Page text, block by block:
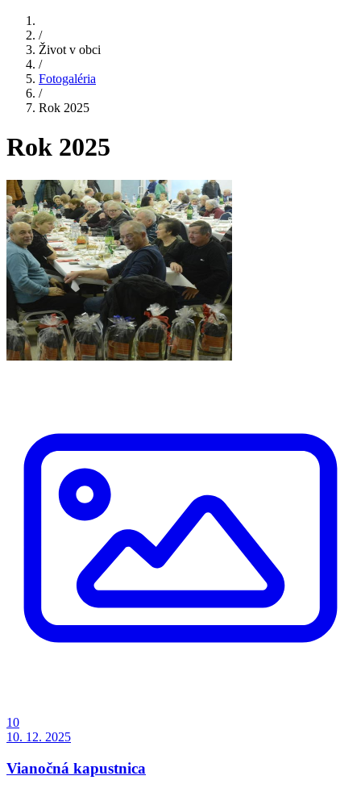
/
Život v obci
/
Fotogaléria
/
Rok 2025
Rok 2025
10
10. 12. 2025
Vianočná kapustnica